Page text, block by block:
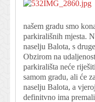
našem gradu smo
parkirališnih mjesta.
naselju Balota, s
Obzirom na
parkirališta neće
samom gradu, ali će
naselju Balota, a
definitvno ima